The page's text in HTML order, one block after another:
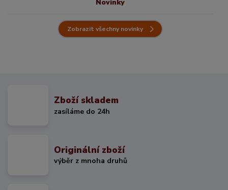
Novinky
Zobrazit všechny novinky
Zboží skladem
zasíláme do 24h
Originální zboží
výběr z mnoha druhů